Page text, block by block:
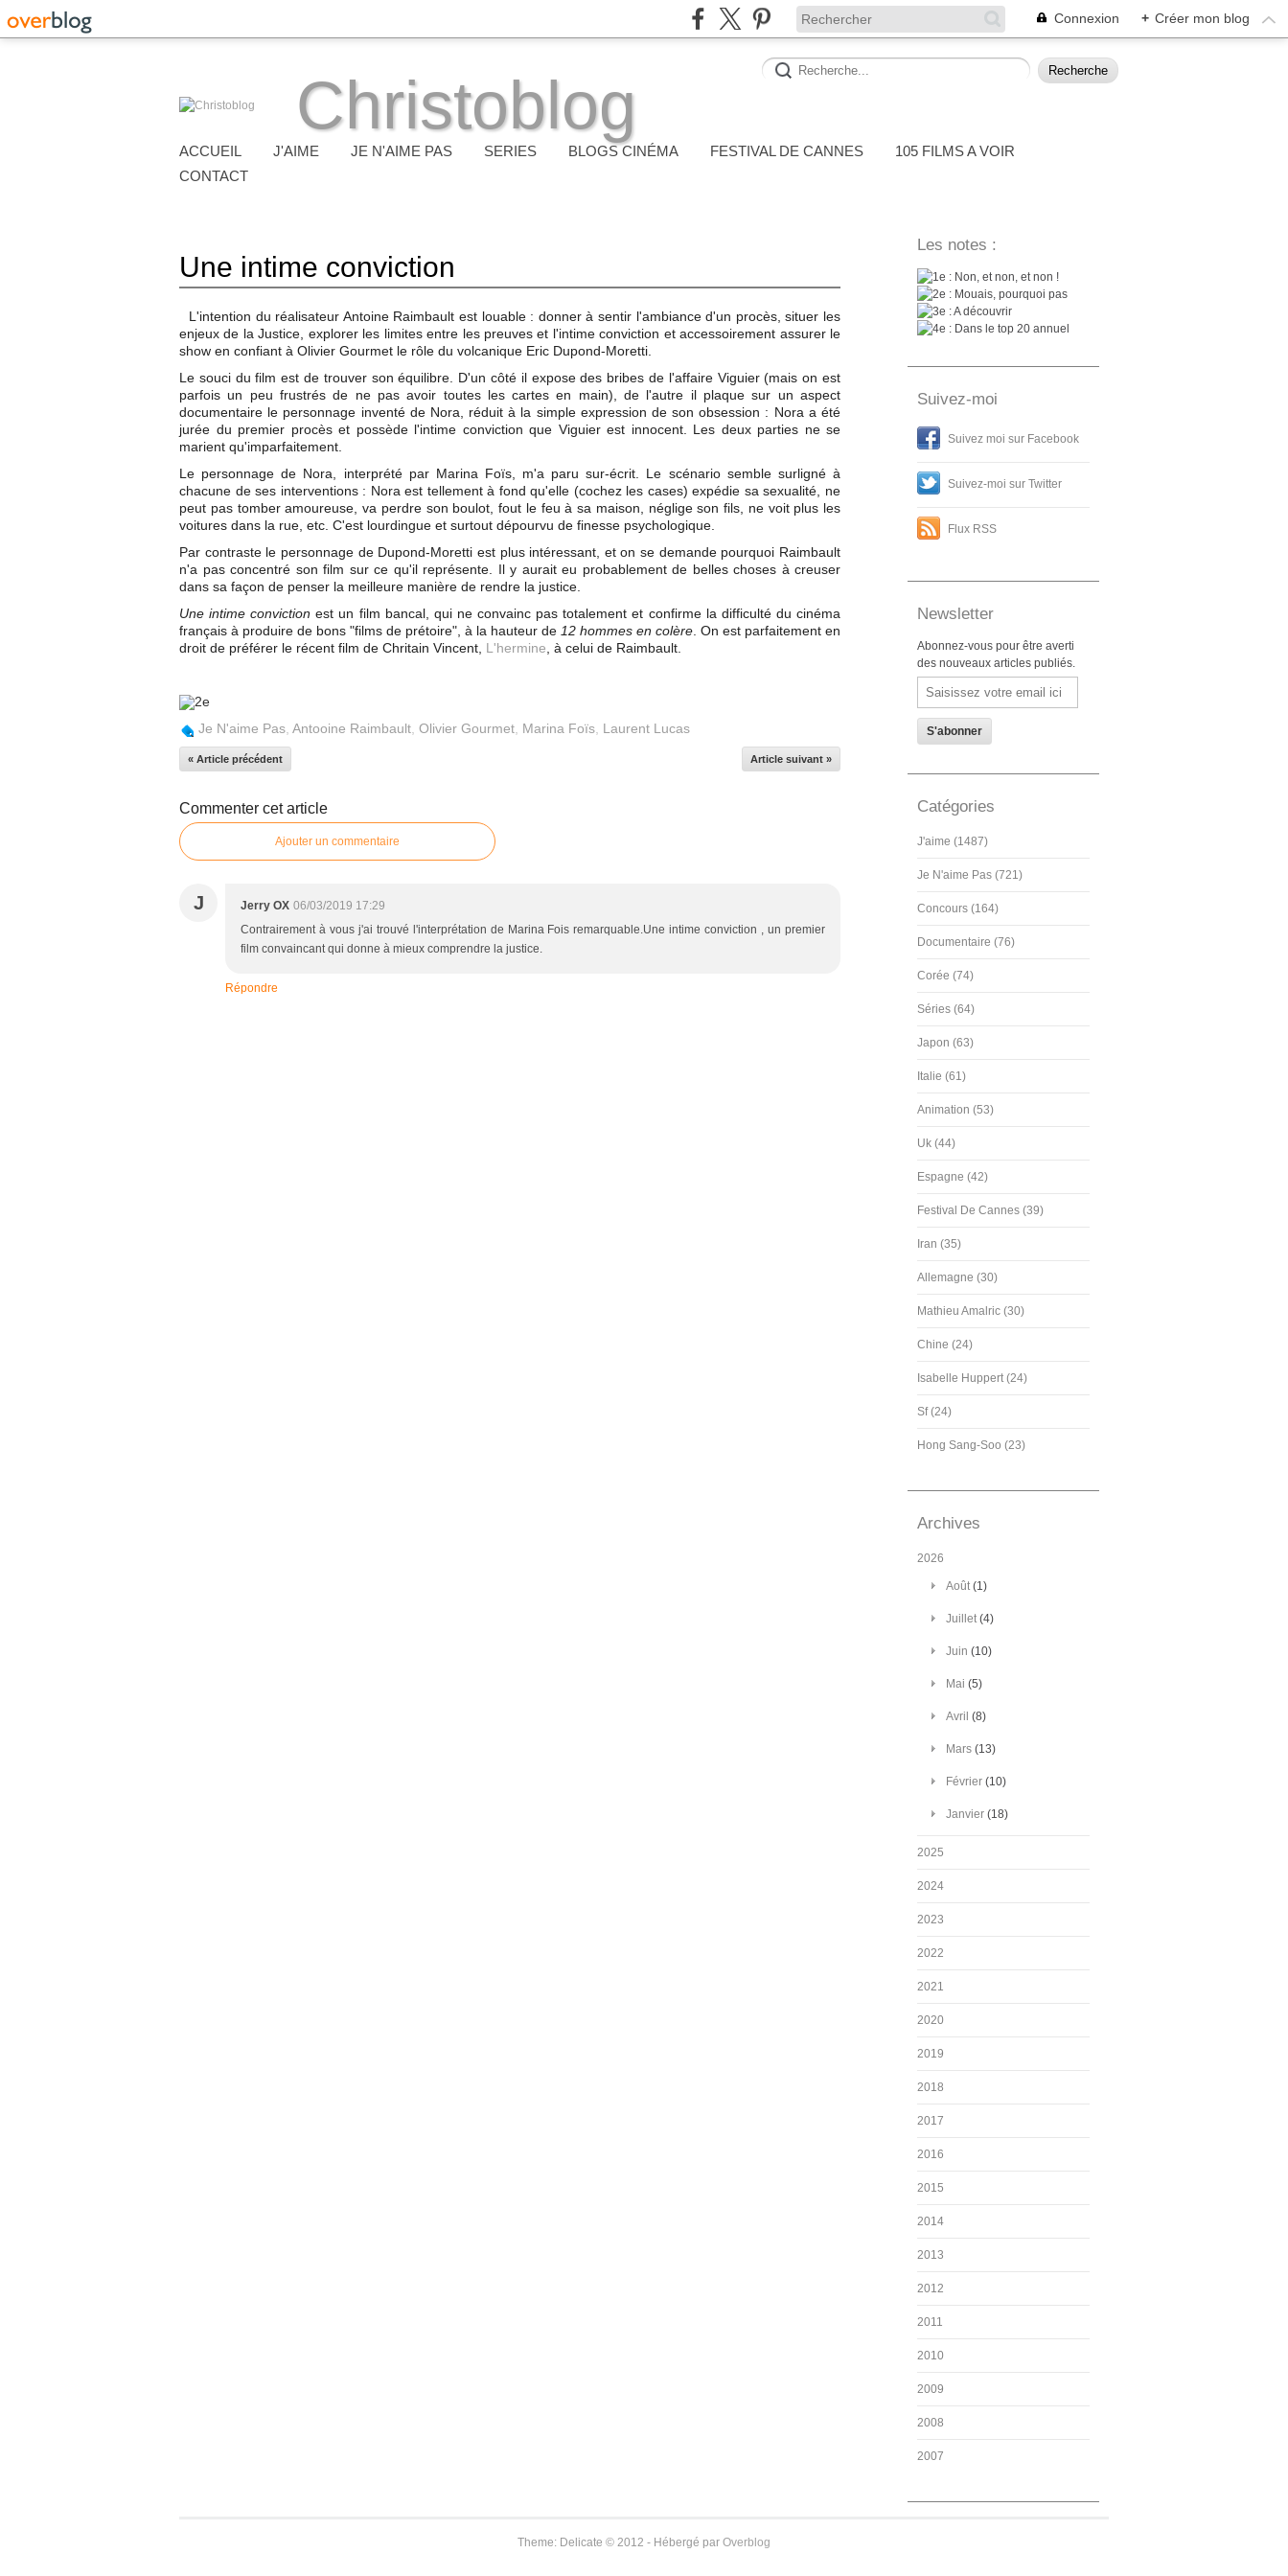
Connexion + Créer mon blog
Christoblog
ACCUEIL J'AIME JE N'AIME PAS SERIES BLOGS CINÉMA FESTIVAL DE CANNES
105 FILMS A VOIR
CONTACT
Une intime conviction
L'intention du réalisateur Antoine Raimbault est louable : donner à sentir l'ambiance d'un procès, situer les
enjeux de la Justice, explorer les limites entre les preuves et l'intime conviction et accessoirement assurer le
show en confiant à Olivier Gourmet le rôle du volcanique Eric Dupond-Moretti.
Le souci du film est de trouver son équilibre. D'un côté il expose des bribes de l'affaire Viguier (mais on est
parfois un peu frustrés de ne pas avoir toutes les cartes en main), de l'autre il plaque sur un aspect
documentaire le personnage inventé de Nora, réduit à la simple expression de son obsession : Nora a été
jurée du premier procès et possède l'intime conviction que Viguier est innocent. Les deux parties ne se
marient qu'imparfaitement.
Le personnage de Nora, interprété par Marina Foïs, m'a paru sur-écrit. Le scénario semble surligné à
chacune de ses interventions : Nora est tellement à fond qu'elle (cochez les cases) expédie sa sexualité, ne
peut pas tomber amoureuse, va perdre son boulot, fout le feu à sa maison, néglige son fils, ne voit plus les
voitures dans la rue, etc. C'est lourdingue et surtout dépourvu de finesse psychologique.
Par contraste le personnage de Dupond-Moretti est plus intéressant, et on se demande pourquoi Raimbault
n'a pas concentré son film sur ce qu'il représente. Il y aurait eu probablement de belles choses à creuser
dans sa façon de penser la meilleure manière de rendre la justice.
Une intime conviction est un film bancal, qui ne convainc pas totalement et confirme la difficulté du cinéma
français à produire de bons "films de prétoire", à la hauteur de 12 hommes en colère . On est parfaitement en
droit de préférer le récent film de Chritain Vincent, L'hermine , à celui de Raimbault.
Je N'aime Pas Antooine Raimbault Olivier Gourmet Marina Foïs Laurent Lucas
« Article précédent Article suivant »
Commenter cet article
Ajouter un commentaire
J Jerry OX 06/03/2019 17:29
Contrairement à vous j'ai trouvé l'interprétation de Marina Fois remarquable.Une intime conviction , un premier
film convaincant qui donne à mieux comprendre la justice.
Répondre
Les notes :
: Non, et non, et non !
: Mouais, pourquoi pas
: A découvrir
: Dans le top 20 annuel
Suivez-moi
Suivez moi sur Facebook
Suivez-moi sur Twitter
Flux RSS
Newsletter
Abonnez-vous pour être averti
des nouveaux articles publiés.
Email
Catégories
J'aime (1487)
Je N'aime Pas (721)
Concours (164)
Documentaire (76)
Corée (74)
Séries (64)
Japon (63)
Italie (61)
Animation (53)
Uk (44)
Espagne (42)
Festival De Cannes (39)
Iran (35)
Allemagne (30)
Mathieu Amalric (30)
Chine (24)
Isabelle Huppert (24)
Sf (24)
Hong Sang-Soo (23)
Archives
2026
Août(1)
Juillet(4)
Juin (10)
Mai (5)
Avril (8)
Mars (13)
Février (10)
Janvier (18)
2025
2024
2023
2022
2021
2020
2019
2018
2017
2016
2015
2014
2013
2012
2011
2010
2009
2008
2007
Theme: Delicate © 2012 - Hébergé par Overblog